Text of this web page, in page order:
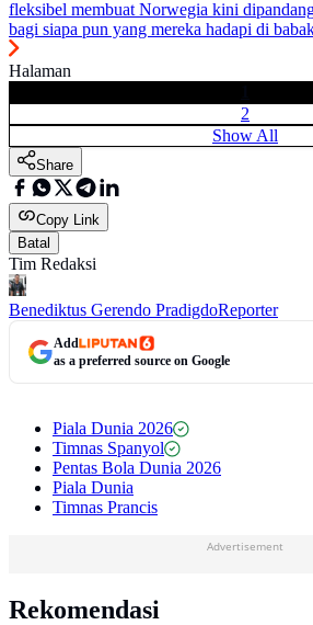
fleksibel membuat Norwegia kini
bagi siapa pun yang mereka hadapi di
Halaman
2
Show All
Share
Copy Link
Batal
Tim Redaksi
Benediktus Gerendo PradigdoReporter
Add
as a preferred source on Google
Piala Dunia 2026
Timnas Spanyol
Pentas Bola Dunia 2026
Piala Dunia
Timnas Prancis
Advertisement
Rekomendasi